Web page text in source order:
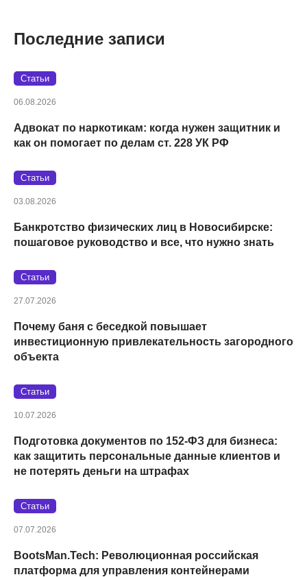
Последние записи
Статьи
06.08.2026
Адвокат по наркотикам: когда нужен защитник и
как он помогает по делам ст. 228 УК РФ
Статьи
03.08.2026
Банкротство физических лиц в Новосибирске:
пошаговое руководство и все, что нужно знать
Статьи
27.07.2026
Почему баня с беседкой повышает
инвестиционную привлекательность загородного
объекта
Статьи
10.07.2026
Подготовка документов по 152‑ФЗ для бизнеса:
как защитить персональные данные клиентов и
не потерять деньги на штрафах
Статьи
07.07.2026
BootsMan.Tech: Революционная российская
платформа для управления контейнерами